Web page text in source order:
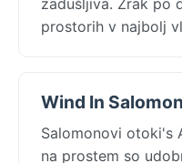
prostorih v najbolj
Wind In
Salomonovi otoki's
na prostem so